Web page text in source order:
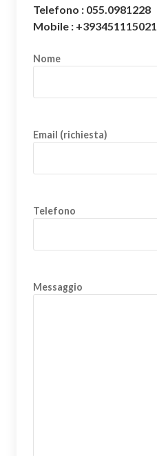
Telefono : 055.0981228
Mobile : +393451115021
Nome
Email (richiesta)
Telefono
Messaggio